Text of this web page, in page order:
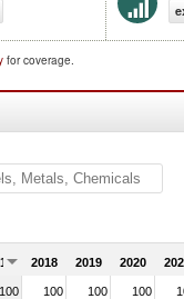
for coverage.
2018 2019 2020
100 100 100 100